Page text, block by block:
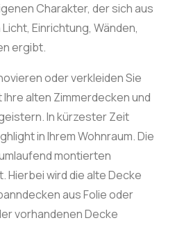
Charakter, der sich aus
Einrichtung, Wänden,
ergibt.
oder verkleiden Sie
alten Zimmerdecken und
In kürzester Zeit
in Ihrem Wohnraum. Die
montierten
wird die alte Decke
aus Folie oder
vorhandenen Decke